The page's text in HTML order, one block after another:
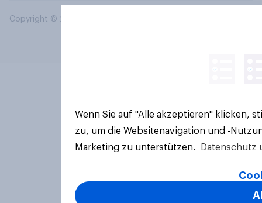
Copyright © 2026 YouGov PLC. Alle Rechte vorbehalten.
Wenn Sie auf "Alle akzeptieren" klicken,
zu, um die Websitenavigation und -
Marketing zu unterstützen.
Datenschutz